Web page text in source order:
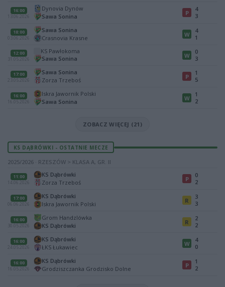
16:00
13.06.2026
Dynovia Dynów
Sawa Sonina
P
4
3
18:00
03.06.2026
Sawa Sonina
Crasnovia Krasne
W
4
1
12:00
31.05.2026
KS Pawłokoma
Sawa Sonina
W
0
3
17:00
23.05.2026
Sawa Sonina
Zorza Trzeboś
P
1
5
16:00
16.05.2026
Iskra Jawornik Polski
Sawa Sonina
W
1
2
ZOBACZ WIĘCEJ (21)
KS DĄBRÓWKI - OSTATNIE MECZE
2025/2026 · RZESZÓW > KLASA A, GR. II
11:00
14.06.2026
KS Dąbrówki
Zorza Trzeboś
P
0
2
17:00
06.06.2026
KS Dąbrówki
Iskra Jawornik Polski
R
3
3
16:00
30.05.2026
Grom Handzlówka
KS Dąbrówki
R
2
2
16:00
24.05.2026
KS Dąbrówki
ŁKS Łukawiec
W
4
0
16:00
16.05.2026
KS Dąbrówki
Grodziszczanka Grodzisko Dolne
P
1
2